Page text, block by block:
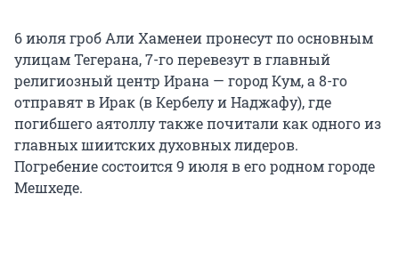
6 июля гроб Али Хаменеи пронесут по основным
улицам Тегерана, 7-го перевезут в главный
религиозный центр Ирана — город Кум, а 8-го
отправят в Ирак (в Кербелу и Наджафу), где
погибшего аятоллу также почитали как одного из
главных шиитских духовных лидеров.
Погребение состоится 9 июля в его родном городе
Мешхеде.